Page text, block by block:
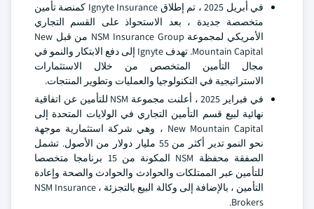
في أبريل 2025 ، تم إطلاق Ignyte Insurance كمنصة تأمين
متخصصة جديدة ، بعد الاستحواذ على القسم التجاري
الأمريكي لمجموعة NSM Insurance Group من قبل New
Mountain Capital. تهدف Ignyte إلى دفع الابتكار والنمو في
مجال التأمين المتخصص من خلال الاستثمارات
الاستراتيجية في التكنولوجيا والعمليات وتطوير المنتجات.
في فبراير 2025 ، أعلنت مجموعة NSM للتأمين عن اتفاقية
نهائية لبيع قسم التأمين التجاري في الولايات المتحدة إلى
New Mountain Capital ، وهي شركة استثمارية موجهة
نحو النمو تدير أكثر من 55 مليار دولار من الأصول. تشمل
الصفقة محفظة NSM المكونة من 15 برنامجا متخصصا
للتأمين عبر الممتلكات والحوادث والحوادث والصحة وإعادة
التأمين ، بالإضافة إلى وكالة البيع بالتجزئة ، NSM Insurance
Brokers.